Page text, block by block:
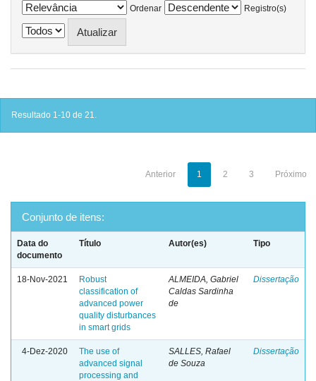
Ordenar
Registro(s)
Resultado 1-10 de 21.
Anterior 1 2 3 Próximo
Conjunto de itens:
Data do
documento
Título Autor(es) Tipo
18-Nov-2021
Robust
classification of
advanced power
quality disturbances
in smart grids
ALMEIDA, Gabriel
Caldas Sardinha
de
Dissertação
4-Dez-2020
The use of
advanced signal
processing and
SALLES, Rafael
de Souza
Dissertação